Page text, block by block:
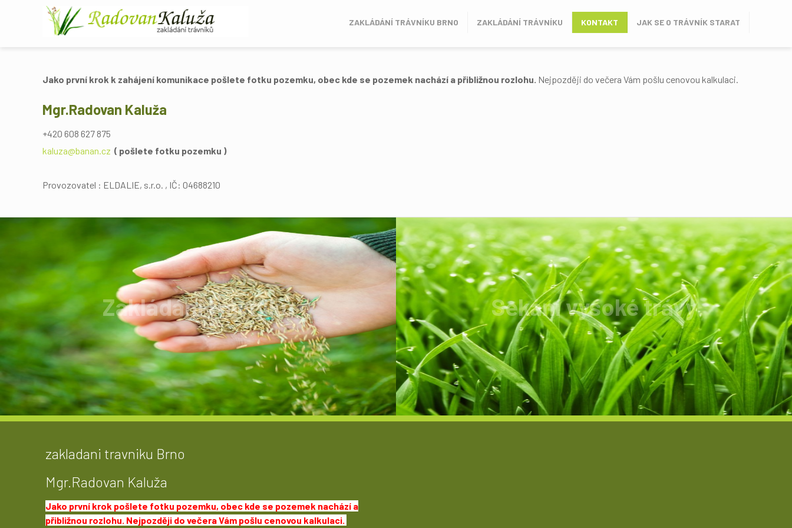
ZAKLÁDÁNÍ TRÁVNÍKU BRNO ZAKLÁDÁNÍ TRÁVNÍKU KONTAKT JAK SE O TRÁVNÍK STARAT
Jako první krok k zahájení komunikace pošlete fotku pozemku, obec kde se pozemek nachází a přibližnou rozlohu. Nejpozději do večera Vám pošlu cenovou kalkulaci.
Mgr.Radovan Kaluža
+420 608 627 875
kaluza@banan.cz ( pošlete fotku pozemku )
Provozovatel : ELDALIE, s.r.o. , IČ: 04688210
Zakládání trávníků
Zakládání trávníku provádíme v ceně od 18Kč do 22Kč /m2.
Sekání vysoké trávy
Trává, nálety s výškou 2metry není problém.
zakladani travniku Brno
Mgr.Radovan Kaluža
Jako první krok pošlete fotku pozemku, obec kde se pozemek nachází a
přibližnou rozlohu. Nejpozději do večera Vám pošlu cenovou kalkulaci.